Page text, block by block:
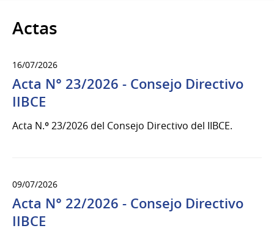
Actas
16/07/2026
Acta N° 23/2026 - Consejo Directivo
IIBCE
Acta N.º 23/2026 del Consejo Directivo del IIBCE.
09/07/2026
Acta N° 22/2026 - Consejo Directivo
IIBCE